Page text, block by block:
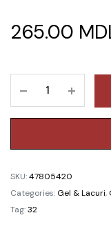
265.00
Step
Gel
Didier
№40,
10ml
quantity
SKU:47805420
Categories: Gel & Lacuri,
Tag:32